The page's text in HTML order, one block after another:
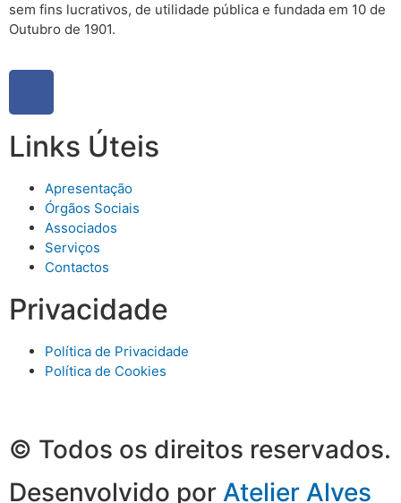
sem fins lucrativos, de utilidade pública e fundada em 10 de
Outubro de 1901.
Links Úteis
Apresentação
Órgãos Sociais
Associados
Serviços
Contactos
Privacidade
Política de Privacidade
Política de Cookies
© Todos os direitos reservados.
Desenvolvido por Atelier Alves